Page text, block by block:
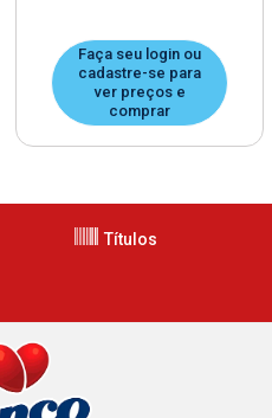
Faça seu login ou
cadastre-se para
ver preços e
comprar
Títulos